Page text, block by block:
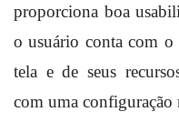
proporciona boa
o usuário conta com o
tela e de seus
com uma